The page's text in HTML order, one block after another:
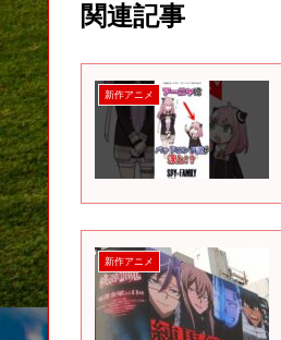
関連記事
新作アニメ
新作アニメ